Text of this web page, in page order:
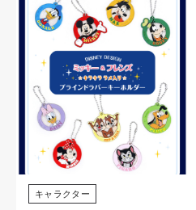
キャラクター